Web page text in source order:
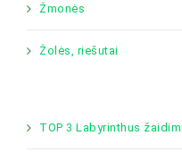
Žmonės
Žolės, riešutai
TOP 3 Labyrinthus